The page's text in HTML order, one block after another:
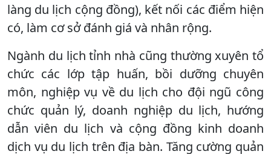
làng du lịch cộng đồng), kết nối các điểm hiện
có, làm cơ sở đánh giá và nhân rộng.
Ngành du lịch tỉnh nhà cũng thường xuyên tổ
chức các lớp tập huấn, bồi dưỡng chuyên
môn, nghiệp vụ về du lịch cho đội ngũ công
chức quản lý, doanh nghiệp du lịch, hướng
dẫn viên du lịch và cộng đồng kinh doanh
dịch vụ du lịch trên địa bàn. Tăng cường quản